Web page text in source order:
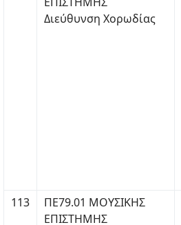
Διεύθυνση Χορωδίας
113
ΠΕ79.01 ΜΟΥΣΙΚΗΣ
ΕΠΙΣΤΗΜΗΣ